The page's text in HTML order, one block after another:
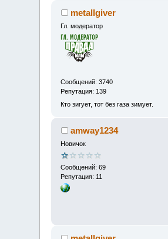
metallgiver
Гл. модератор
Сообщений: 3740
Репутация: 139
Кто зигует, тот без газа зимует.
amway1234
Новичок
Сообщений: 69
Репутация: 11